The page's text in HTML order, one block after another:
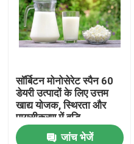
वीडियो
वीआर शो
हमारे बारे में
कारखाना भ्रमण
सॉर्बिटन मोनोसेरेट स्पैन 60
डेयरी उत्पादों के लिए उत्तम
खाद्य योजक, स्थिरता और
पायसीकरण में वृद्धि
जांच भेजें